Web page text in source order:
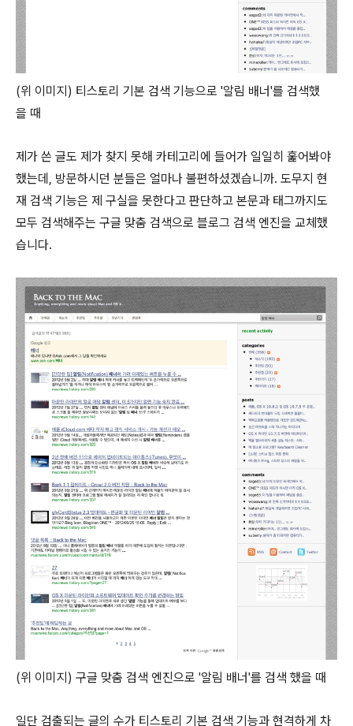
(위 이미지) 티스토리 기본 검색 기능으로 '알림 배너'를 검색했
을 때
제가 쓴 글도 제가 찾지 못해 카테고리에 들어가 일일히 훑어봐야
했는데, 방문하시던 분들은 얼마나 불편하셨겠습니까. 도무지 현
재 검색 기능은 제 구실을 못한다고 판단하고 본문과 태그까지도
모두 검색해주는 구글 맞춤 검색으로 블로그 검색 엔진을 교체했
습니다.
(위 이미지) 구글 맞춤 검색 엔진으로 '알림 배너'를 검색 했을 때
일단 검출되는 글의 수가 티스토리 기본 검색 기능과 현격하게 차